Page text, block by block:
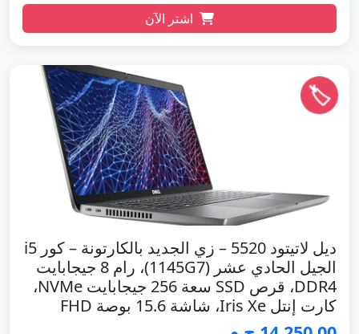
اشتر الآن
🏷️
ديل لاتيتود 5520 – زي الجديد بالكارتونة – كور i5
الجيل الحادي عشر (1145G7)، رام 8 جيجابايت
DDR4، قرص SSD سعة 256 جيجابايت NVMe،
كارت إنتل Iris Xe، شاشة 15.6 بوصة FHD